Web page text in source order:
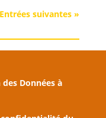
Entrées suivantes »
Données à